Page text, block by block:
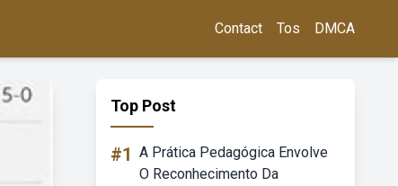
Contact Tos DMCA
Top Post
#1 A Prática Pedagógica Envolve
O Reconhecimento Da